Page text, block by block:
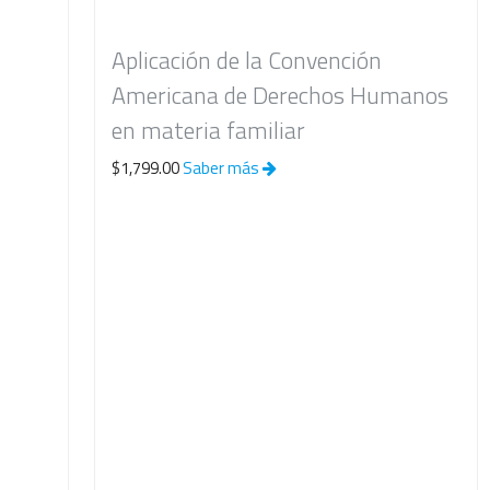
Aplicación de la Convención
Americana de Derechos Humanos
en materia familiar
$1,799.00Saber más